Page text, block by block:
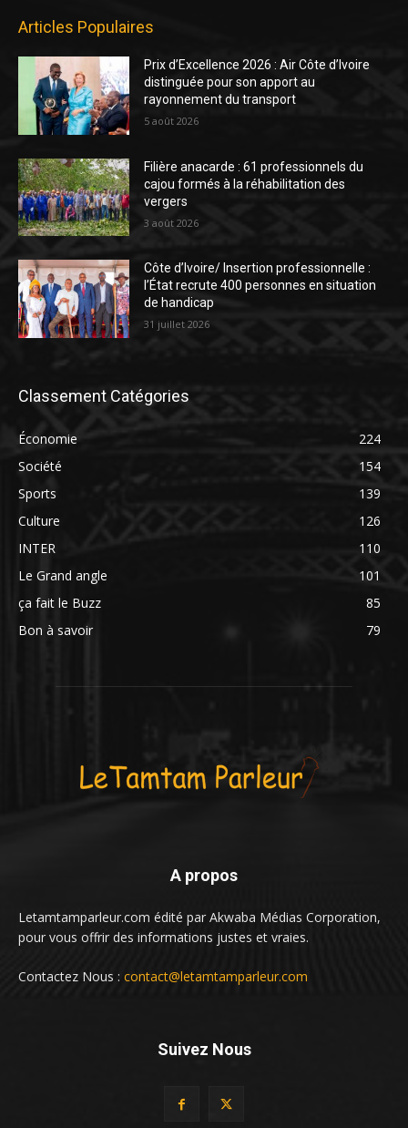
Articles Populaires
Prix d’Excellence 2026 : Air Côte d’Ivoire
distinguée pour son apport au
rayonnement du transport
5 août 2026
Filière anacarde : 61 professionnels du
cajou formés à la réhabilitation des
vergers
3 août 2026
Côte d’Ivoire/ Insertion professionnelle :
l’État recrute 400 personnes en situation
de handicap
31 juillet 2026
Classement Catégories
Économie
224
Société
154
Sports
139
Culture
126
INTER
110
Le Grand angle
101
ça fait le Buzz
85
Bon à savoir
79
A propos
Letamtamparleur.com édité par Akwaba Médias Corporation,
pour vous offrir des informations justes et vraies.
Contactez Nous : contact@letamtamparleur.com
Suivez Nous